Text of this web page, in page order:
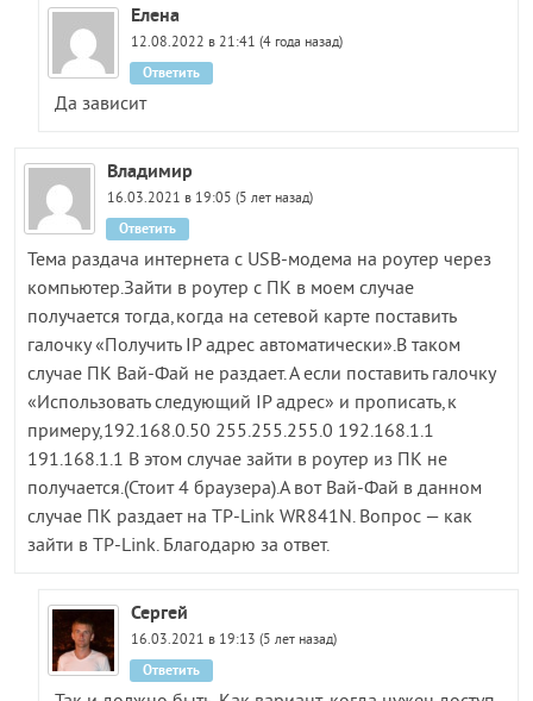
Елена
12.08.2022 в 21:41 (4 года назад)
Да зависит
Ответить
Владимир
16.03.2021 в 19:05 (5 лет назад)
Тема раздача интернета с USB-модема на роутер через
компьютер.Зайти в роутер с ПК в моем случае
получается тогда,когда на сетевой карте поставить
галочку «Получить IP адрес автоматически».В таком
случае ПК Вай-Фай не раздает. А если поставить галочку
«Использовать следующий IP адрес» и прописать,к
примеру,192.168.0.50 255.255.255.0 192.168.1.1
191.168.1.1 В этом случае зайти в роутер из ПК не
получается.(Стоит 4 браузера).А вот Вай-Фай в данном
случае ПК раздает на TP-Link WR841N. Вопрос — как
зайти в TP-Link. Благодарю за ответ.
Ответить
Сергей
16.03.2021 в 19:13 (5 лет назад)
Ответить